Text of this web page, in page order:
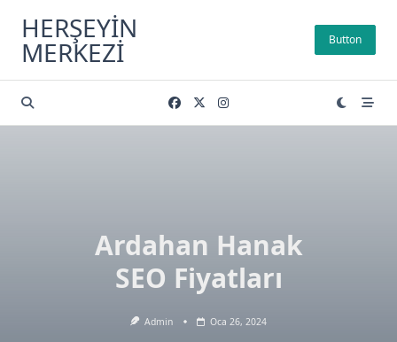
content
HERŞEYIN
MERKEZI Button
Ardahan Hanak
SEO Fiyatları
Admin Oca 26, 2024